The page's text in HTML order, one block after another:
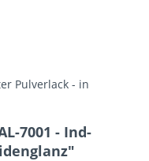
Pulverlack - in
7001 - Ind-